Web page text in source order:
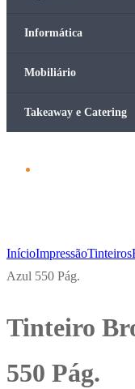
Informática
Mobiliário
Takeaway e Catering
InícioImpressãoTinteiros
Azul 550 Pág.
Tinteiro
550 Pág.